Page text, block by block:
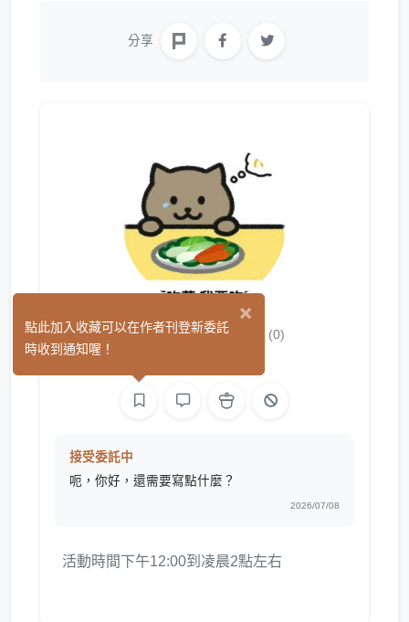
分享
還沒想好名字 (0)
接受委託中
呃，你好，還需要寫點什麼？
2026/07/08
活動時間下午12:00到凌晨2點左右
×
點此加入收藏可以在作者刊登新委託
時收到通知喔！